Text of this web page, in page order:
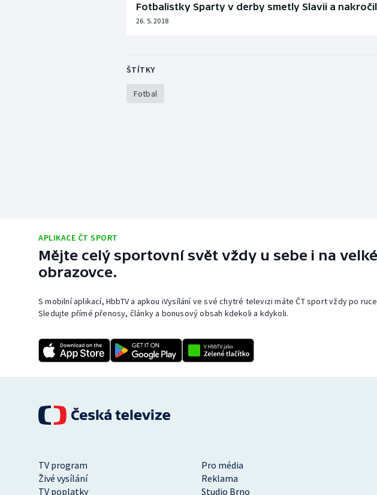
Fotbalistky Sparty v derby smetly Slavii a
26. 5. 2018
ŠTÍTKY
Fotbal
APLIKACE ČT SPORT
Mějte celý sportovní svět vždy u sebe i na velké
obrazovce.
S mobilní aplikací, HbbTV a apkou iVysílání ve své chytré televizi máte ČT sport vždy po
Sledujte přímé přenosy, články a bonusový obsah kdekoli a kdykoli.
TV program
Pro média
Živé vysílání
Reklama
TV poplatky
Studio Brno